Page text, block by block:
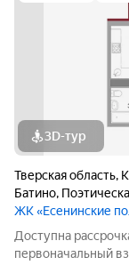
3D-тур
Тверская область,
Батино,
ЖК «Есенинские
Доступна
первоначальный